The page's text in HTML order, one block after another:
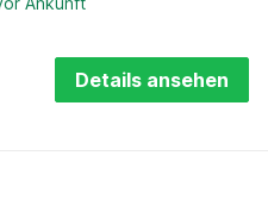
Details ansehen